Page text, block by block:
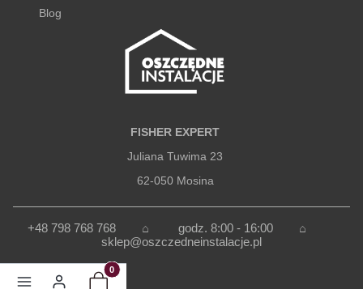
Blog
FISHER EXPERT
Juliana Tuwima 23
62-050 Mosina
+48 798 768 768 ⌂ godz. 8:00 - 16:00 ⌂
sklep@oszczedneinstalacje.pl
Produkty w koszyku: 0. Zobacz szczegóły